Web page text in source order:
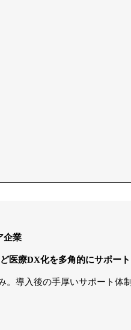
企業
医療DX化を多角的にサポート
。導入後の手厚いサポート体制